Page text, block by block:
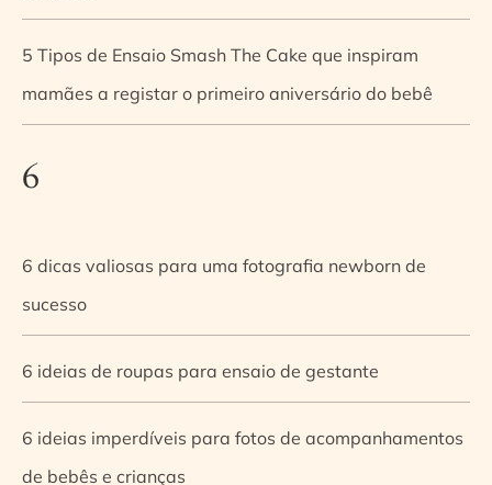
5 Tipos de Ensaio Smash The Cake que inspiram
mamães a registar o primeiro aniversário do bebê
6
6 dicas valiosas para uma fotografia newborn de
sucesso
6 ideias de roupas para ensaio de gestante
6 ideias imperdíveis para fotos de acompanhamentos
de bebês e crianças